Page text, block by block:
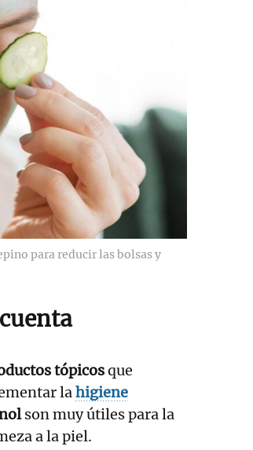
para reducir las bolsas y
tópicosque
lahigiene
son muy útiles para la
a la piel.